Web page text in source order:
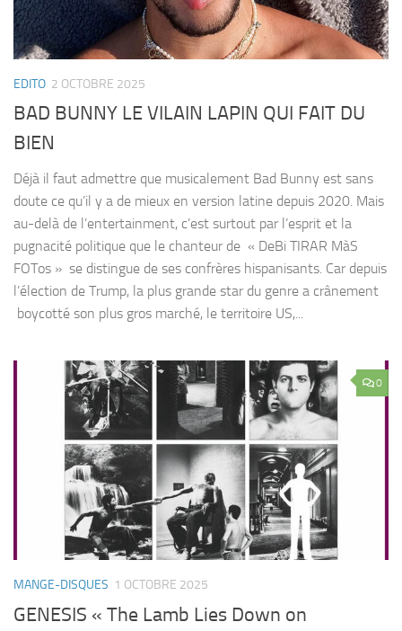
EDITO 2 OCTOBRE 2025
BAD BUNNY LE VILAIN LAPIN QUI FAIT DU
BIEN
Déjà il faut admettre que musicalement Bad Bunny est sans
doute ce qu’il y a de mieux en version latine depuis 2020. Mais
au-delà de l’entertainment, c’est surtout par l’esprit et la
pugnacité politique que le chanteur de « DeBi TIRAR MàS
FOTos » se distingue de ses confrères hispanisants. Car depuis
l’élection de Trump, la plus grande star du genre a crânement
boycotté son plus gros marché, le territoire US,...
0
MANGE-DISQUES 1 OCTOBRE 2025
GENESIS « The Lamb Lies Down on